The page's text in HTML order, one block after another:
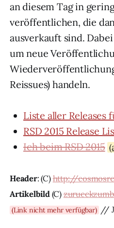
an diesem Tag in
veröffentlichen, die
ausverkauft sind.
um neue
Reissues) handeln.
Liste aller Releases
RSD 2015 Release
Ich beim RSD 2015
Header: (C)http://
Artikelbild(C)
(Link nicht mehr verfügbar) //